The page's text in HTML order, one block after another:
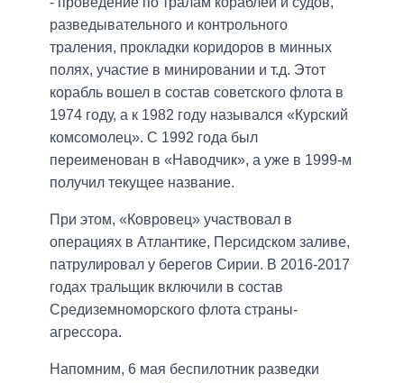
разведывательного и контрольного
траления, прокладки коридоров в минных
полях, участие в минировании и т.д. Этот
корабль вошел в состав советского флота в
1974 году, а к 1982 году назывался «Курский
комсомолец». С 1992 года был
переименован в «Наводчик», а уже в 1999-м
получил текущее название.
При этом, «Ковровец» участвовал в
операциях в Атлантике, Персидском заливе,
патрулировал у берегов Сирии. В 2016-2017
годах тральщик включили в состав
Средиземноморского флота страны-
агрессора.
Напомним, 6 мая беспилотник разведки